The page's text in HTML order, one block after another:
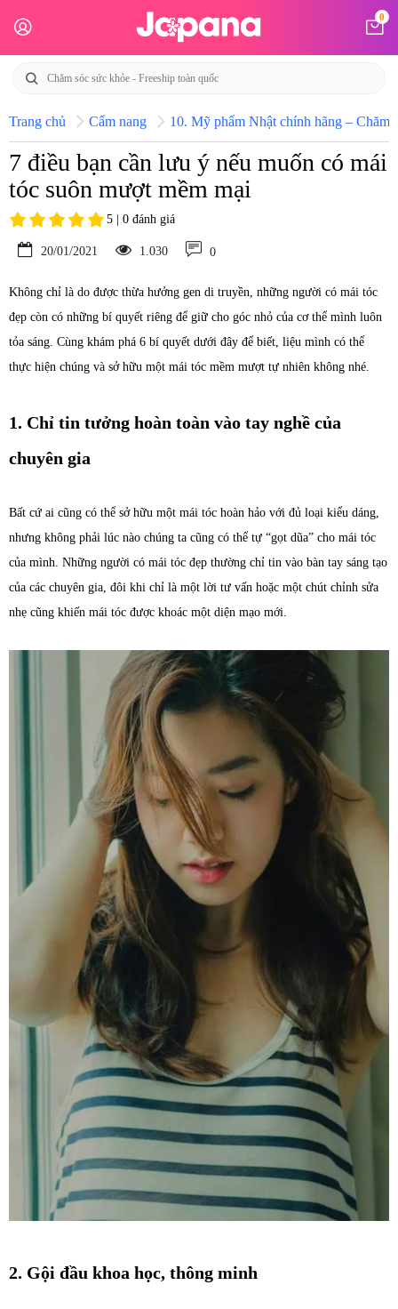
0
Trang chủ Cẩm nang 10. Mỹ phẩm Nhật chính hãng – Chăm
7 điều bạn cần lưu ý nếu muốn có mái
tóc suôn mượt mềm mại
5 | 0 đánh giá
20/01/2021 1.030 0
Không chỉ là do được thừa hưởng gen di truyền, những người có mái tóc
đẹp còn có những bí quyết riêng để giữ cho góc nhỏ của cơ thể mình luôn
tỏa sáng. Cùng khám phá 6 bí quyết dưới đây để biết, liệu mình có thể
thực hiện chúng và sở hữu một mái tóc mềm mượt tự nhiên không nhé.
1. Chỉ tin tưởng hoàn toàn vào tay nghề của
chuyên gia
Bất cứ ai cũng có thể sở hữu một mái tóc hoàn hảo với đủ loại kiểu dáng,
nhưng không phải lúc nào chúng ta cũng có thể tự “gọt dũa” cho mái tóc
của mình. Những người có mái tóc đẹp thường chỉ tin vào bàn tay sáng tạo
của các chuyên gia, đôi khi chỉ là một lời tư vấn hoặc một chút chỉnh sửa
nhẹ cũng khiến mái tóc được khoác một diện mạo mới.
2. Gội đầu khoa học, thông minh